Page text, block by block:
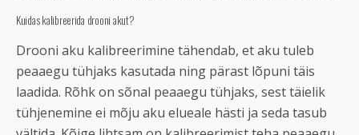
Kuidas kalibreerida drooni akut?
Drooni aku kalibreerimine tähendab, et aku tuleb
peaaegu tühjaks kasutada ning pärast lõpuni täis
laadida. Rõhk on sõnal peaaegu tühjaks, sest täielik
tühjenemine ei mõju aku elueale hästi ja seda tasub